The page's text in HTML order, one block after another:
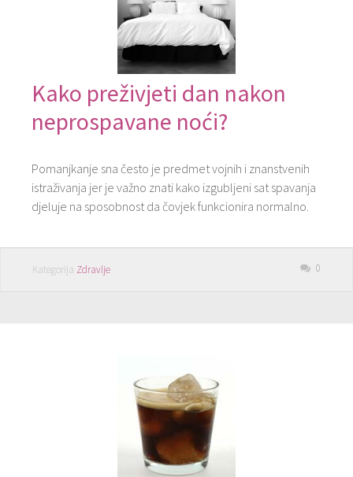
Kako preživjeti dan nakon
neprospavane noći?
Pomanjkanje sna često je predmet vojnih i znanstvenih
istraživanja jer je važno znati kako izgubljeni sat spavanja
djeluje na sposobnost da čovjek funkcionira normalno.
Kategorija Zdravlje 0